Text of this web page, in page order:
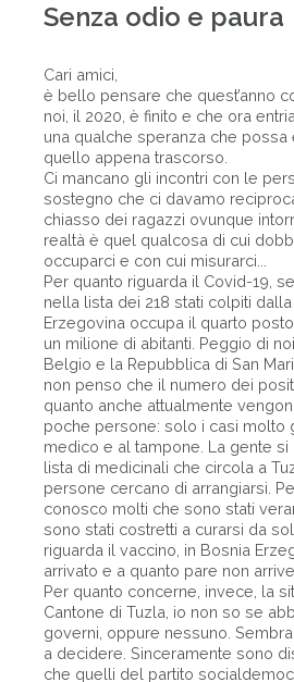
Senza odio e paura
Cari amici,
è bello pensare che quest’anno
noi, il 2020, è finito e che ora
una qualche speranza che
quello appena trascorso.
Ci mancano gli incontri con le
sostegno che ci davamo
chiasso dei ragazzi ovunque
realtà è quel qualcosa di cui
occuparci e con cui misurarci...
Per quanto riguarda il Covid-19,
nella lista dei 218 stati colpiti
Erzegovina occupa il quarto
un milione di abitanti. Peggio di
Belgio e la Repubblica di San
non penso che il numero dei
quanto anche attualmente
poche persone: solo i casi molto
medico e al tampone. La gente si
lista di medicinali che circola a
persone cercano di arrangiarsi.
conosco molti che sono stati
sono stati costretti a curarsi da
riguarda il vaccino, in Bosnia
arrivato e a quanto pare non
Per quanto concerne, invece, la
Cantone di Tuzla, io non so se
governi, oppure nessuno.
a decidere. Sinceramente sono
che quelli del partito